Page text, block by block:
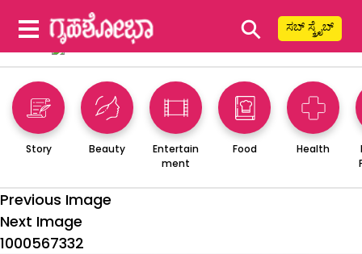
⚲ ಸಬ್ ಸ್ಕ್ರೈಬ್
Story Beauty
Entertain
ment
Food Health
Previous Image
Next Image
1000567332